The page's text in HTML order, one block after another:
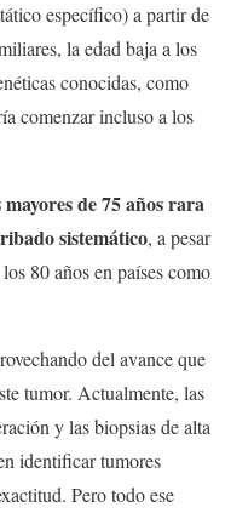
específico) a partir de
la edad baja a los
conocidas, como
comenzar incluso a los
mayores de 75 años rara
sistemático, a pesar
80 años en países como
del avance que
tumor. Actualmente, las
y las biopsias de alta
identificar tumores
Pero todo ese